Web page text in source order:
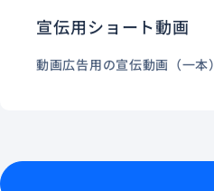
宣伝用ショート動画
動画広告用の宣伝動画（一本）